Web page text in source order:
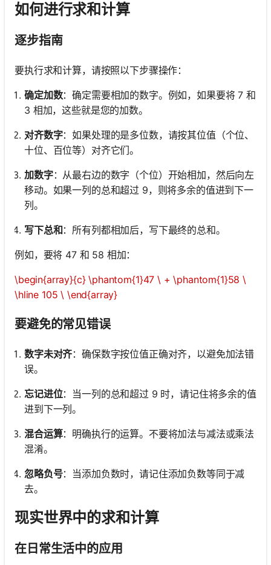
如何进行求和计算
逐步指南
要执行求和计算，请按照以下步骤操作：
确定加数：确定需要相加的数字。例如，如果要将 7 和
3 相加，这些就是您的加数。
对齐数字：如果处理的是多位数，请按其位值（个位、
十位、百位等）对齐它们。
加数字：从最右边的数字（个位）开始相加，然后向左
移动。如果一列的总和超过 9，则将多余的值进到下一
列。
写下总和：所有列都相加后，写下最终的总和。
例如，要将 47 和 58 相加：
\begin{array}{c} \phantom{1}47 \ + \phantom{1}58 \
\hline 105 \ \end{array}
要避免的常见错误
数字未对齐：确保数字按位值正确对齐，以避免加法错
误。
忘记进位：当一列的总和超过 9 时，请记住将多余的值
进到下一列。
混合运算：明确执行的运算。不要将加法与减法或乘法
混淆。
忽略负号：当添加负数时，请记住添加负数等同于减
去。
现实世界中的求和计算
在日常生活中的应用